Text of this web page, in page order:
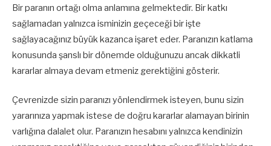
Bir paranın ortağı olma anlamına gelmektedir. Bir katkı
sağlamadan yalnızca isminizin geçeceği bir işte
sağlayacağınız büyük kazanca işaret eder. Paranızın katlama
konusunda şanslı bir dönemde olduğunuzu ancak dikkatli
kararlar almaya devam etmeniz gerektiğini gösterir.
Çevrenizde sizin paranızı yönlendirmek isteyen, bunu sizin
yararınıza yapmak istese de doğru kararlar alamayan birinin
varlığına dalalet olur. Paranızın hesabını yalnızca kendinizin